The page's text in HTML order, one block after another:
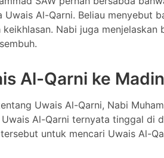
Uwais Al-Qarni. Beliau menyebut
Nabi juga menjelaskan
Al-Qarni ke
Uwais Al-Qarni, Nabi
Al-Qarni ternyata tinggal di
untuk mencari Uwais Al-